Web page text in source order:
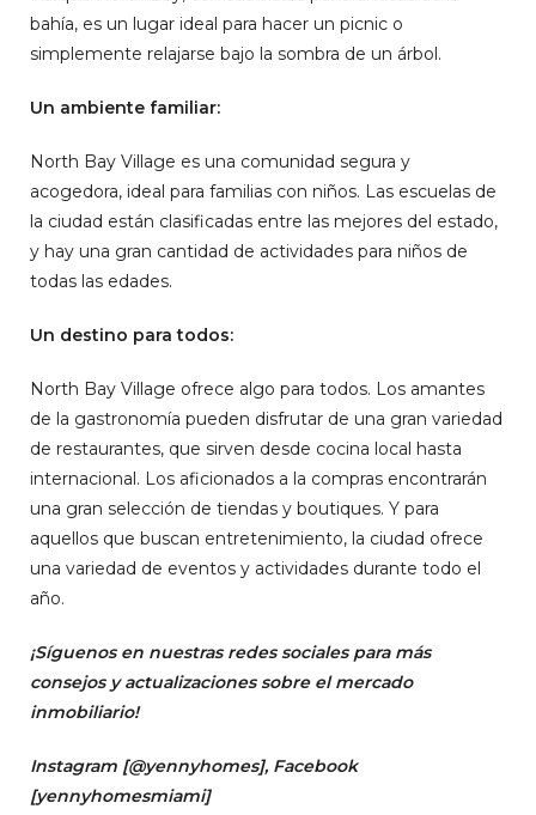
bahía, es un lugar ideal para hacer un picnic o
simplemente relajarse bajo la sombra de un árbol.
Un ambiente familiar:
North Bay Village es una comunidad segura y
acogedora, ideal para familias con niños. Las escuelas de
la ciudad están clasificadas entre las mejores del estado,
y hay una gran cantidad de actividades para niños de
todas las edades.
Un destino para todos:
North Bay Village ofrece algo para todos. Los amantes
de la gastronomía pueden disfrutar de una gran variedad
de restaurantes, que sirven desde cocina local hasta
internacional. Los aficionados a la compras encontrarán
una gran selección de tiendas y boutiques. Y para
aquellos que buscan entretenimiento, la ciudad ofrece
una variedad de eventos y actividades durante todo el
año.
¡Síguenos en nuestras redes sociales para más
consejos y actualizaciones sobre el mercado
inmobiliario!
Instagram [@yennyhomes], Facebook
[yennyhomesmiami]